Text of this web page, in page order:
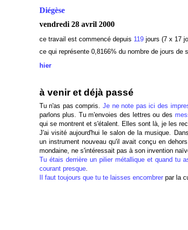
Diégèse
vendredi 28 avril 2000
ce travail est commencé depuis 119 jours (7 x 17
ce qui représente 0,8166% du nombre de jours de
hier
à venir et déjà passé
Tu n'as pas compris. Je ne note pas ici des
parlons plus. Tu m'envoies des lettres ou des
qui se montrent et s'étalent. Elles sont là, je les
J'ai visité aujourd'hui le salon de la musique.
un instrument nouveau qu'il avait conçu en
mondaine, ne s'intéressait pas à son invention
Tu étais derrière un pilier métallique et quand tu
courant presque.
Il faut toujours que tu te laisses encombrerpar la